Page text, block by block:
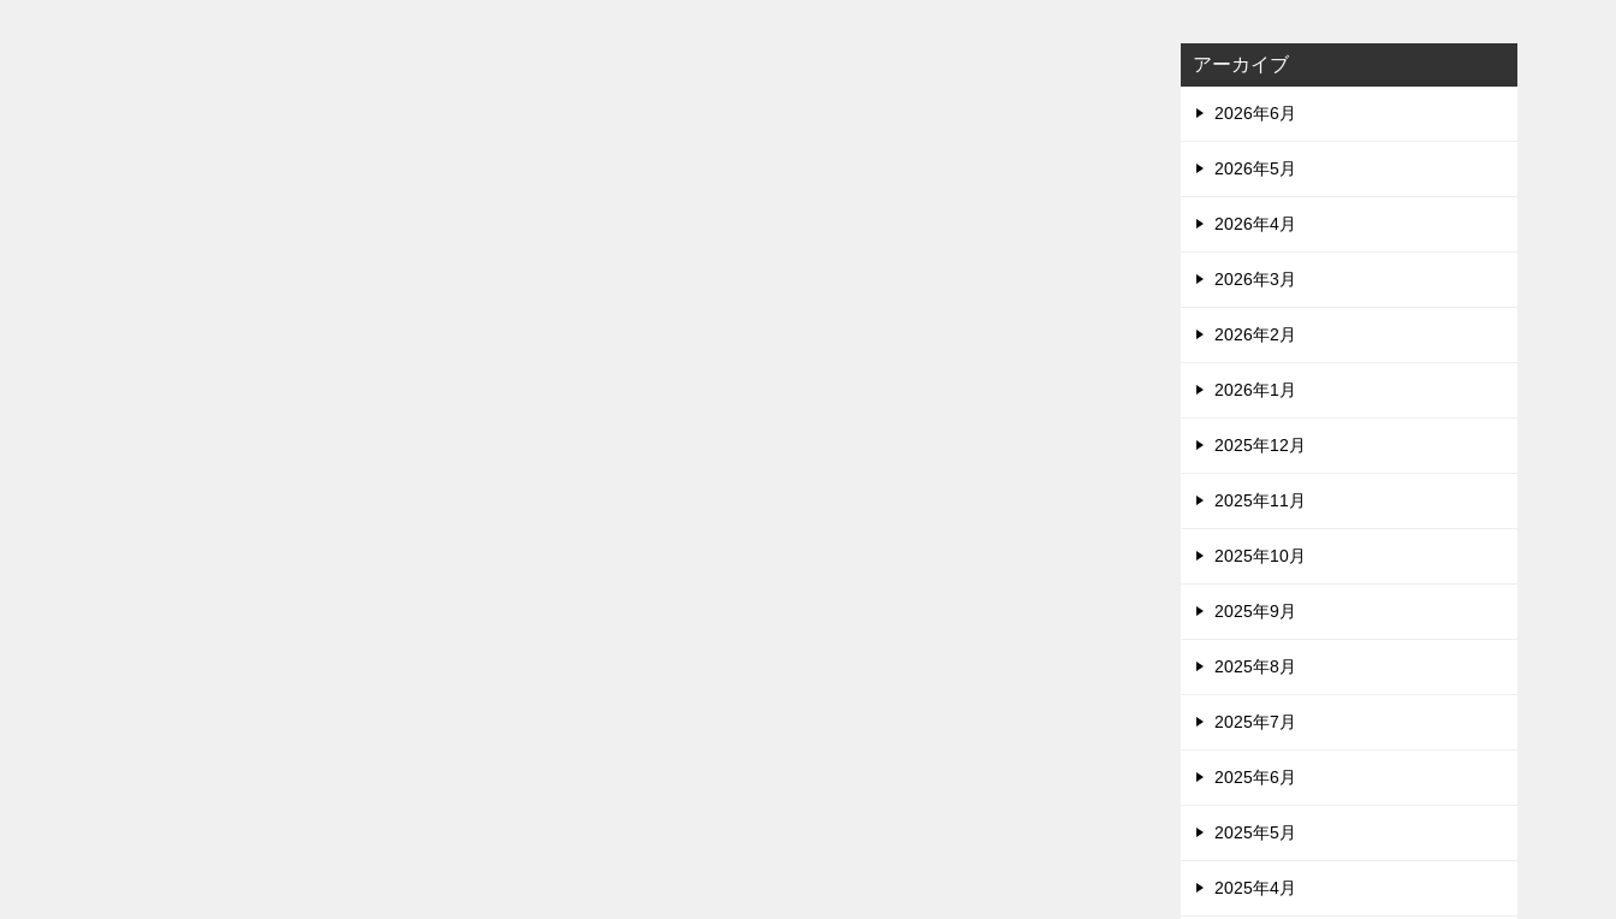
アーカイブ
2026年6月
2026年5月
2026年4月
2026年3月
2026年2月
2026年1月
2025年12月
2025年11月
2025年10月
2025年9月
2025年8月
2025年7月
2025年6月
2025年5月
2025年4月